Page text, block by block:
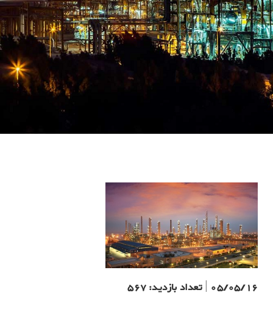
05/05/16
|تعداد بازدید:567